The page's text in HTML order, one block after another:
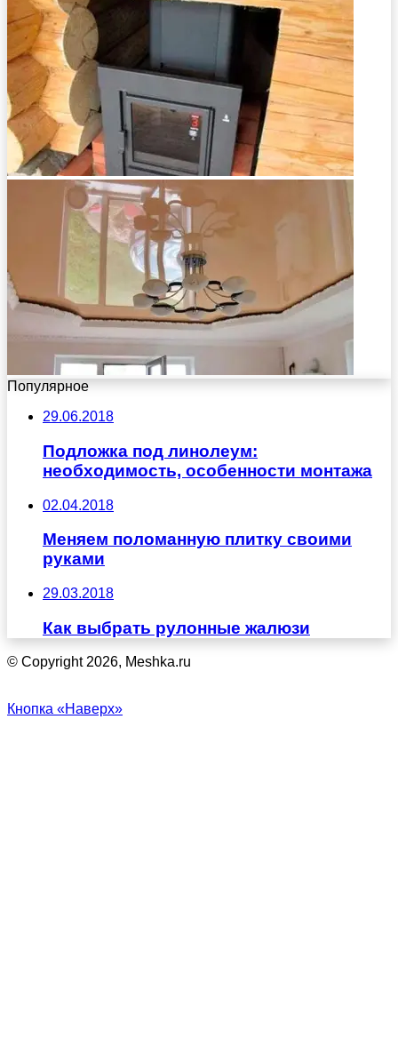
Популярное
29.06.2018
Подложка под линолеум:
необходимость, особенности монтажа
02.04.2018
Меняем поломанную плитку своими
руками
29.03.2018
Как выбрать рулонные жалюзи
© Copyright 2026, Meshka.ru
Кнопка «Наверх»